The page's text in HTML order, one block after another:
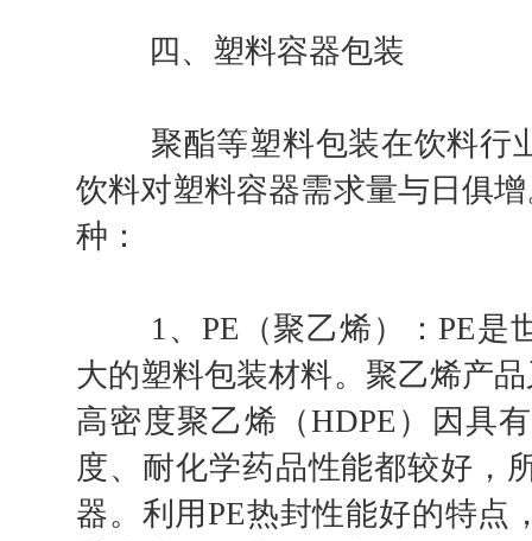
四、塑料容器包装
聚酯等塑料包装在饮料行业
饮料对塑料容器需求量与日俱
种：
1、PE（聚乙烯）：PE是世
大的塑料包装材料。聚乙烯产
高密度聚乙烯（HDPE）因具
度、耐化学药品性能都较好，
器。利用PE热封性能好的特点